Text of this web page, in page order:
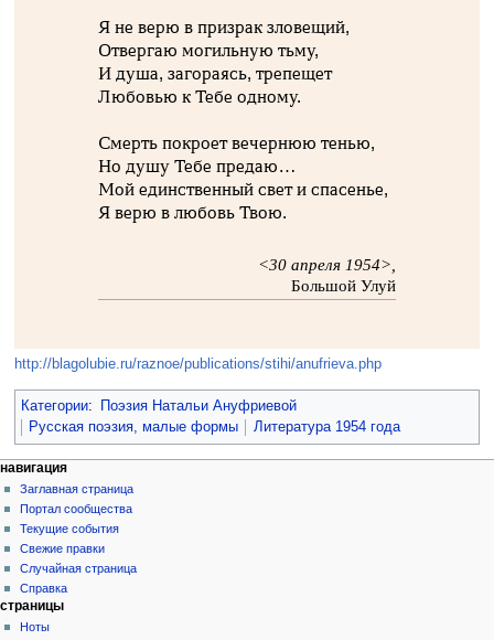
Я не верю в призрак зловещий,
Отвергаю могильную тьму,
И душа, загораясь, трепещет
Любовью к Тебе одному.
Смерть покроет вечернюю тенью,
Но душу Тебе предаю…
Мой единственный свет и спасенье,
Я верю в любовь Твою.
<30 апреля 1954>,
Большой Улуй
http://blagolubie.ru/raznoe/publications/stihi/anufrieva.php
Категории:
Поэзия Натальи Ануфриевой
Русская поэзия, малые формы
Литература 1954 года
навигация
Заглавная страница
Портал сообщества
Текущие события
Свежие правки
Случайная страница
Справка
страницы
Ноты